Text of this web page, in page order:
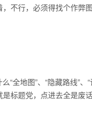
不行，必须得找个作弊
全地图”、“隐藏路线”、
标题党，点进去全是废话